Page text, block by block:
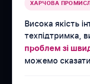
ХАРЧОВА
Висока якість
техпідтримка,
проблем зі
можемо